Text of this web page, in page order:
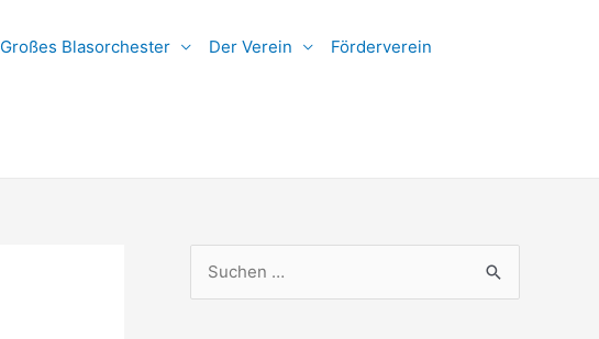
Großes Blasorchester Der Verein Förderverein